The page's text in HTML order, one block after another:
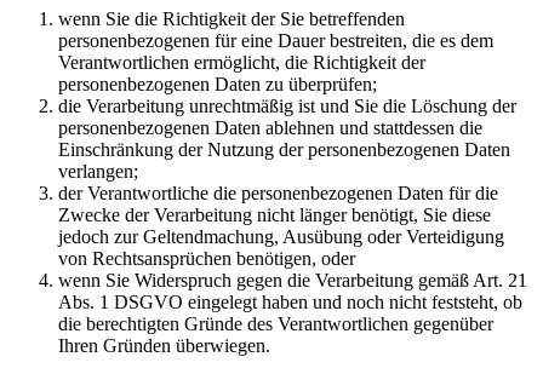
wenn Sie die Richtigkeit der Sie betreffenden
personenbezogenen für eine Dauer bestreiten, die es dem
Verantwortlichen ermöglicht, die Richtigkeit der
personenbezogenen Daten zu überprüfen;
die Verarbeitung unrechtmäßig ist und Sie die Löschung der
personenbezogenen Daten ablehnen und stattdessen die
Einschränkung der Nutzung der personenbezogenen Daten
verlangen;
der Verantwortliche die personenbezogenen Daten für die
Zwecke der Verarbeitung nicht länger benötigt, Sie diese
jedoch zur Geltendmachung, Ausübung oder Verteidigung
von Rechtsansprüchen benötigen, oder
wenn Sie Widerspruch gegen die Verarbeitung gemäß Art. 21
Abs. 1 DSGVO eingelegt haben und noch nicht feststeht, ob
die berechtigten Gründe des Verantwortlichen gegenüber
Ihren Gründen überwiegen.